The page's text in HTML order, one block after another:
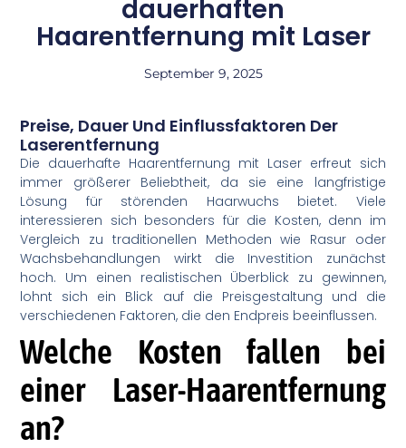
dauerhaften
Haarentfernung mit Laser
September 9, 2025
Preise, Dauer Und Einflussfaktoren Der
Laserentfernung
Die dauerhafte Haarentfernung mit Laser erfreut sich
immer größerer Beliebtheit, da sie eine langfristige
Lösung für störenden Haarwuchs bietet. Viele
interessieren sich besonders für die Kosten, denn im
Vergleich zu traditionellen Methoden wie Rasur oder
Wachsbehandlungen wirkt die Investition zunächst
hoch. Um einen realistischen Überblick zu gewinnen,
lohnt sich ein Blick auf die Preisgestaltung und die
verschiedenen Faktoren, die den Endpreis beeinflussen.
Welche Kosten fallen bei
einer Laser-Haarentfernung
an?